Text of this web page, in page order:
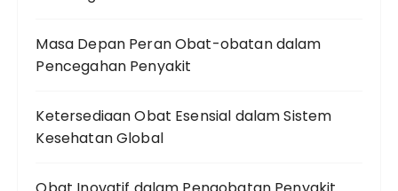
Masa Depan Peran Obat-obatan dalam
Pencegahan Penyakit
Ketersediaan Obat Esensial dalam Sistem
Kesehatan Global